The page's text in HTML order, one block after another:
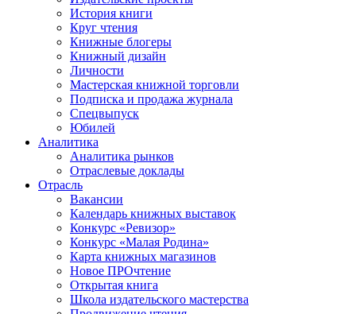
История книги
Круг чтения
Книжные блогеры
Книжный дизайн
Личности
Мастерская книжной торговли
Подписка и продажа журнала
Спецвыпуск
Юбилей
Аналитика
Аналитика рынков
Отраслевые доклады
Отрасль
Вакансии
Календарь книжных выставок
Конкурс «Ревизор»
Конкурс «Малая Родина»
Карта книжных магазинов
Новое ПРОчтение
Открытая книга
Школа издательского мастерства